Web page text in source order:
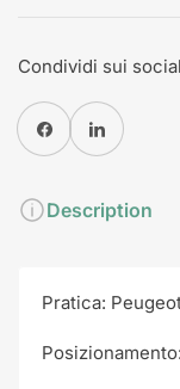
Condividi sui
Condividi su FacebookCondividi su Pinterest
Description
Pratica: